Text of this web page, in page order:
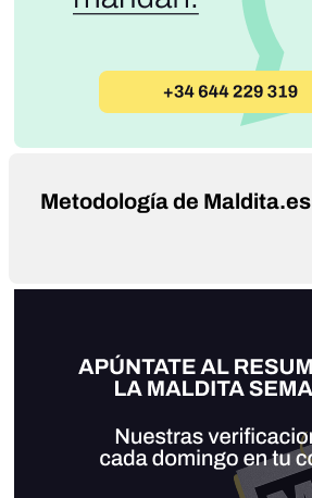
Metodología de Maldita.es